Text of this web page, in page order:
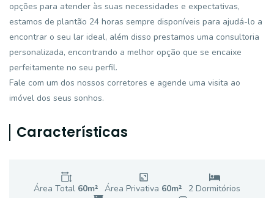
opções para atender às suas necessidades e expectativas,
estamos de plantão 24 horas sempre disponíveis para ajudá-lo a
encontrar o seu lar ideal, além disso prestamos uma consultoria
personalizada, encontrando a melhor opção que se encaixe
perfeitamente no seu perfil.
Fale com um dos nossos corretores e agende uma visita ao
imóvel dos seus sonhos.
Características
Área Total 60m² Área Privativa 60m² 2 Dormitórios